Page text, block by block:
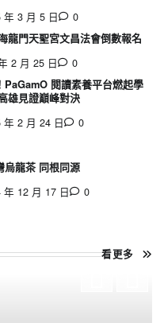
年 3 月 5 日
0
龍門天聖宮文昌法會倒數報名
2 月 25 日
0
PaGamO 閱讀素養平台燃起學
雄見證巔峰對決
年 2 月 24 日 0
烏龍茶 同根同源
年 12 月 17 日 0
看更多